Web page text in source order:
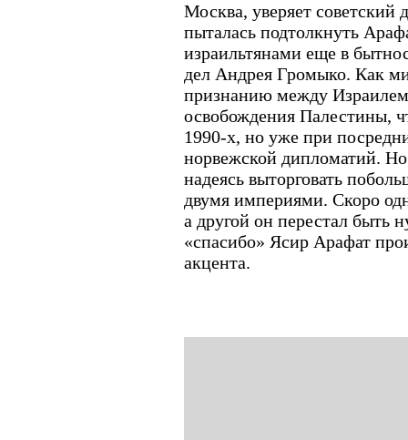
Москва, уверяет советский
пыталась подтолкнуть
израильтянами еще в
дел Андрея Громыко. Как
признанию между
освобождения Палестины,
1990-х, но уже при
норвежской дипломатий.
надеясь выторговать
двумя империями. Скоро
а другой он перестал быть
«спасибо» Ясир Арафат
акцента.